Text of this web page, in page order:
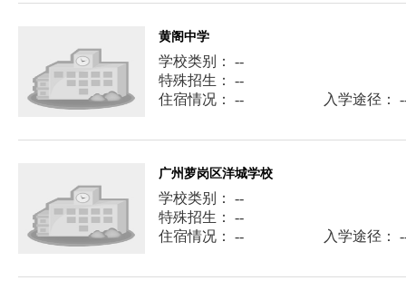
黄阁中学
学校类别： --
特殊招生： --
住宿情况： --
入学途径：
广州萝岗区洋城学校
学校类别： --
特殊招生： --
住宿情况： --
入学途径：